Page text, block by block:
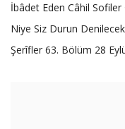
İbâdet Eden Câhil
Niye Siz Durun
Şerîfler 63. Bölüm 28